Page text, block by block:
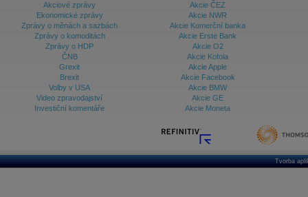
Akciové zprávy
Ekonomické zprávy
Zprávy o měnách a sazbách
Zprávy o komoditách
Zprávy o HDP
ČNB
Grexit
Brexit
Volby v USA
Video zpravodajství
Investiční komentáře
Akcie ČEZ
Akcie NWR
Akcie Komerční banka
Akcie Erste Bank
Akcie O2
Akcie Kofola
Akcie Apple
Akcie Facebook
Akcie BMW
Akcie GE
Akcie Moneta
Tvorba